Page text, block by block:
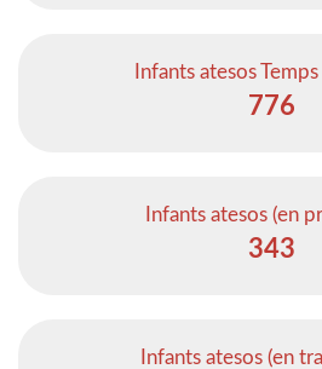
Infants atesos
776
Infants atesos (en
343
Infants atesos (en